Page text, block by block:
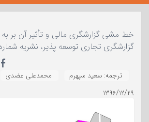
خط مشی گزارشگری مالی و تأثیر آن بر به
گزارشگری تجاری توسعه پذیر، نشریه شماره
ترجمه: سعید سپهرم محمدعلی عضدی
۱۳۹۶/۱۲/۲۹